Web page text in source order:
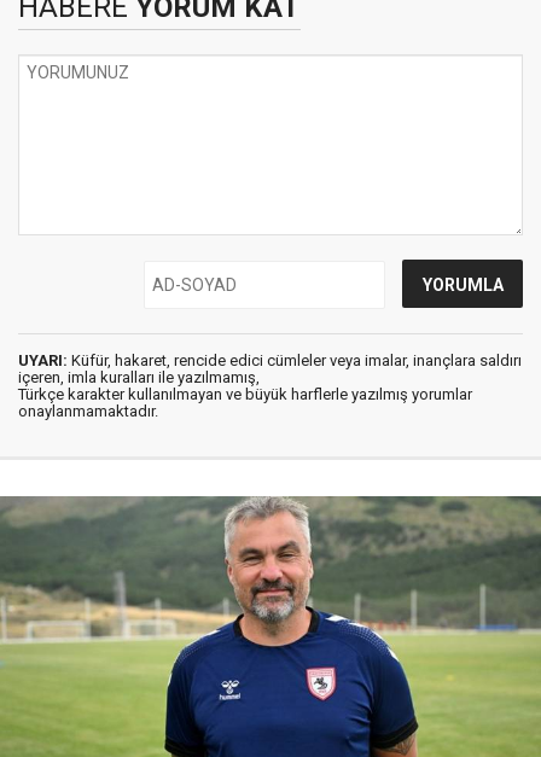
HABERE YORUM KAT
UYARI: Küfür, hakaret, rencide edici cümleler veya imalar, inançlara saldırı
içeren, imla kuralları ile yazılmamış,
Türkçe karakter kullanılmayan ve büyük harflerle yazılmış yorumlar
onaylanmamaktadır.